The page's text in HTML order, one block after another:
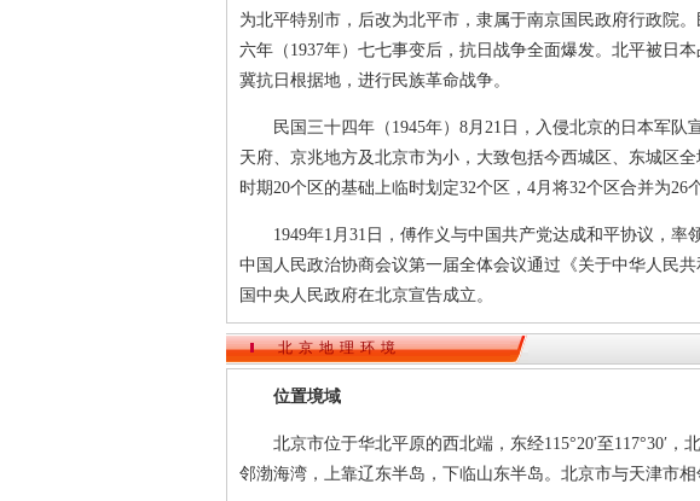
为北平特别市，后改为北平市，隶属于南京国民政府行政院
六年（1937年）七七事变后，抗日战争全面爆发。北平被日
冀抗日根据地，进行民族革命战争。
民国三十四年（1945年）8月21日，入侵北京的日本军队
天府、京兆地方及北京市为小，大致包括今西城区、东城区
时期20个区的基础上临时划定32个区，4月将32个区合并为26
1949年1月31日，傅作义与中国共产党达成和平协议，率
中国人民政治协商会议第一届全体会议通过《关于中华人民
国中央人民政府在北京宣告成立。
北京地理环境
位置境域
北京市位于华北平原的西北端，东经115°20′至117°30′，
邻渤海湾，上靠辽东半岛，下临山东半岛。北京市与天津市相